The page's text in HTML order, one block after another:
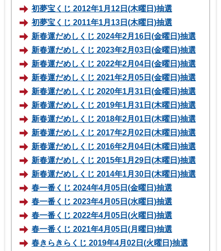
初夢宝くじ 2012年1月12日(木曜日)抽選
初夢宝くじ 2011年1月13日(木曜日)抽選
新春運だめしくじ 2024年2月16日(金曜日)抽選
新春運だめしくじ 2023年2月03日(金曜日)抽選
新春運だめしくじ 2022年2月04日(金曜日)抽選
新春運だめしくじ 2021年2月05日(金曜日)抽選
新春運だめしくじ 2020年1月31日(金曜日)抽選
新春運だめしくじ 2019年1月31日(木曜日)抽選
新春運だめしくじ 2018年2月01日(木曜日)抽選
新春運だめしくじ 2017年2月02日(木曜日)抽選
新春運だめしくじ 2016年2月04日(木曜日)抽選
新春運だめしくじ 2015年1月29日(木曜日)抽選
新春運だめしくじ 2014年1月30日(木曜日)抽選
春一番くじ 2024年4月05日(金曜日)抽選
春一番くじ 2023年4月05日(水曜日)抽選
春一番くじ 2022年4月05日(火曜日)抽選
春一番くじ 2021年4月05日(月曜日)抽選
春きらきらくじ 2019年4月02日(火曜日)抽選